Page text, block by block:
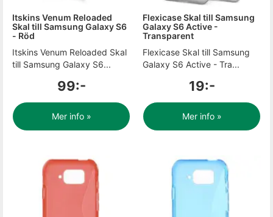
Itskins Venum Reloaded
Skal till Samsung Galaxy S6
- Röd
Itskins Venum Reloaded Skal
till Samsung Galaxy S6...
99:-
Mer info »
Flexicase Skal till Samsung
Galaxy S6 Active -
Transparent
Flexicase Skal till Samsung
Galaxy S6 Active - Tra...
19:-
Mer info »